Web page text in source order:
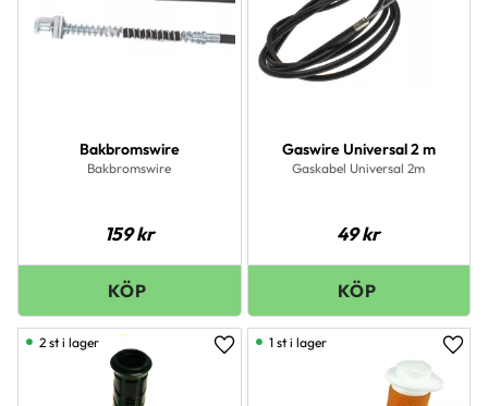
Bakbromswire
Bakbromswire
159kr
Gaswire Universal 2 m
Gaskabel Universal 2m
49kr
Lägg till i favoriter
2 st i lager 1 st i lager